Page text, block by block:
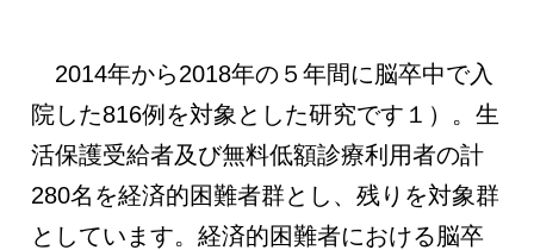
2014年から2018年の５年間に脳卒中で入
院した816例を対象とした研究です１）。生
活保護受給者及び無料低額診療利用者の計
280名を経済的困難者群とし、残りを対象群
としています。経済的困難者における脳卒